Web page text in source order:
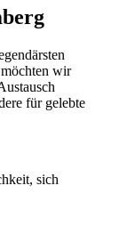
wir
für gelebte
sich